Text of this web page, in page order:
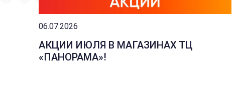
06.07.2026
АКЦИИ ИЮЛЯ В МАГАЗИНАХ ТЦ
«ПАНОРАМА»!